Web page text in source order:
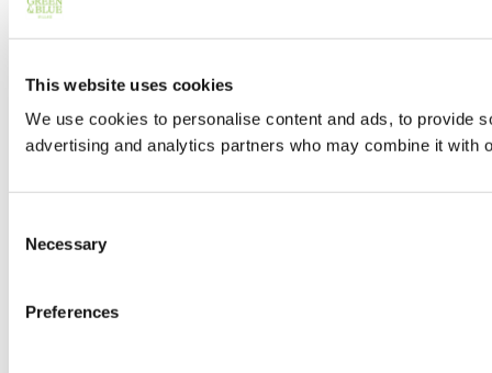
This website uses cookies
We use cookies to personalise content and ads, to provide
advertising and analytics partners who may combine it with
Selection
Necessary
Preferences